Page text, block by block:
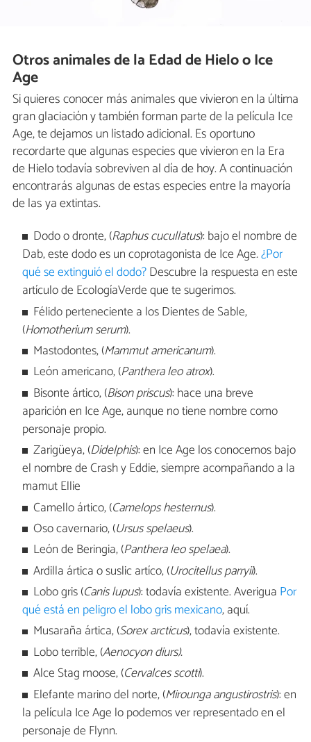
Otros animales de la Edad de Hielo o Ice
Age
Si quieres conocer más animales que vivieron en la última
gran glaciación y también forman parte de la película Ice
Age, te dejamos un listado adicional. Es oportuno
recordarte que algunas especies que vivieron en la Era
de Hielo todavía sobreviven al día de hoy. A continuación
encontrarás algunas de estas especies entre la mayoría
de las ya extintas.
Dodo o dronte, (Raphus cucullatus): bajo el nombre de
Dab, este dodo es un coprotagonista de Ice Age.¿Por
qué se extinguió el dodo?Descubre la respuesta en este
artículo de EcologíaVerde que te sugerimos.
Félido perteneciente a los Dientes de Sable,
(Homotherium serum).
Mastodontes, (Mammut americanum).
León americano, (Panthera leo atrox).
Bisonte ártico, (Bison priscus): hace una breve
aparición en Ice Age, aunque no tiene nombre como
personaje propio.
Zarigüeya, (Didelphis): en Ice Age los conocemos bajo
el nombre de Crash y Eddie, siempre acompañando a la
mamut Ellie
Camello ártico, (Camelops hesternus).
Oso cavernario, (Ursus spelaeus).
León de Beringia, (Panthera leo spelaea).
Ardilla ártica o suslic artíco, (Urocitellus parryii).
Lobo gris (Canis lupus): todavía existente. Averigua Por
qué está en peligro el lobo gris mexicano, aquí.
Musaraña ártica, (Sorex arcticus), todavía existente.
Lobo terrible, (Aenocyon diurs).
Alce Stag moose, (Cervalces scotti).
Elefante marino del norte, (Mirounga angustirostris): en
la película Ice Age lo podemos ver representado en el
personaje de Flynn.